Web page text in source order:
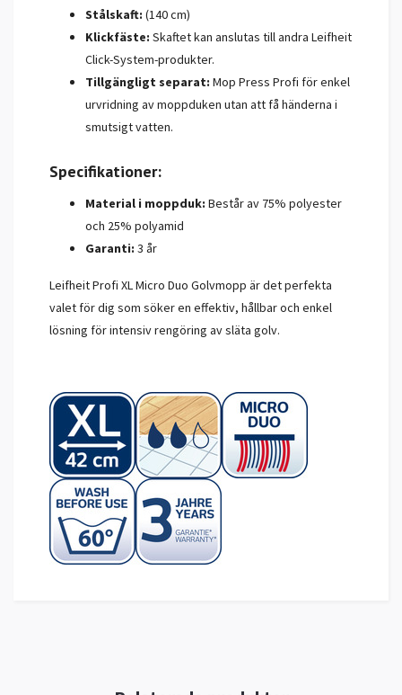
Stålskaft: (140 cm)
Klickfäste: Skaftet kan anslutas till andra Leifheit
Click-System-produkter.
Tillgängligt separat: Mop Press Profi för enkel
urvridning av moppduken utan att få händerna i
smutsigt vatten.
Specifikationer:
Material i moppduk: Består av 75% polyester
och 25% polyamid
Garanti: 3 år
Leifheit Profi XL Micro Duo Golvmopp är det perfekta
valet för dig som söker en effektiv, hållbar och enkel
lösning för intensiv rengöring av släta golv.